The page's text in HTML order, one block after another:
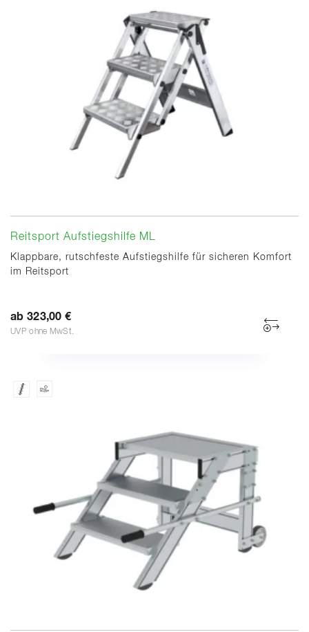
Reitsport Aufstiegshilfe ML
Klappbare, rutschfeste Aufstiegshilfe für sicheren Komfort
im Reitsport
ab 323,00 €
UVP ohne MwSt.